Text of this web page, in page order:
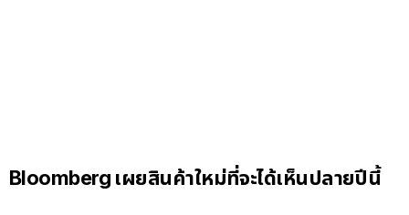
Bloomberg เผยสินค้าใหม่ที่จะได้เห็นปลายปีนี้